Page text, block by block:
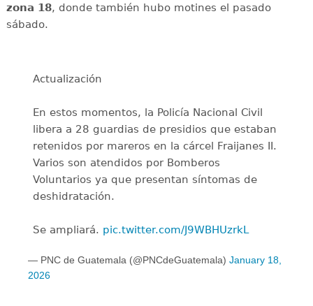
zona 18, donde también hubo motines el pasado
sábado.
Actualización
En estos momentos, la Policía Nacional Civil
libera a 28 guardias de presidios que estaban
retenidos por mareros en la cárcel Fraijanes II.
Varios son atendidos por Bomberos
Voluntarios ya que presentan síntomas de
deshidratación.
Se ampliará. pic.twitter.com/J9WBHUzrkL
— PNC de Guatemala (@PNCdeGuatemala) January 18,
2026